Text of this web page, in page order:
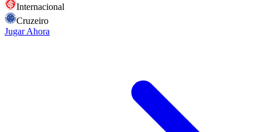
Internacional
Cruzeiro
Jugar Ahora